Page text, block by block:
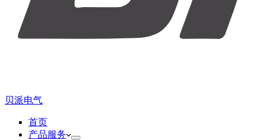
贝派电气
首页
产品服务